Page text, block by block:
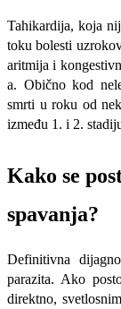
Tahikardija, koja
toku bolesti
aritmija i
a. Obično kod
smrti u roku od
između 1. i 2.
Kako se
spavanja?
Definitivna
parazita. Ako
direktno,